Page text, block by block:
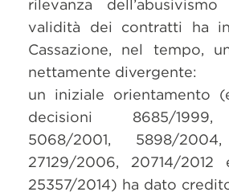
rilevanza
validità dei contratti ha
Cassazione, nel tempo,
nettamente divergente:
un iniziale orientamento
decisioni 8685/1999,
5068/2001, 5898/
27129/2006, 20714/2012
25357/2014) ha dato